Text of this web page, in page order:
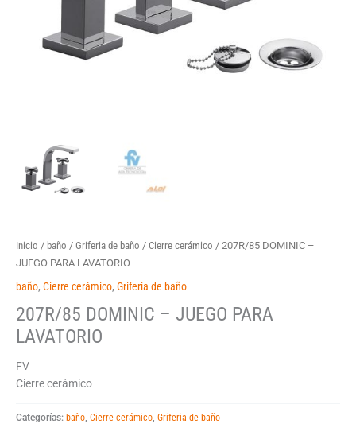
Inicio / baño / Griferia de baño / Cierre cerámico / 207R/85 DOMINIC –
JUEGO PARA LAVATORIO
baño, Cierre cerámico, Griferia de baño
207R/85 DOMINIC – JUEGO PARA
LAVATORIO
FV
Cierre cerámico
Categorías: baño Cierre cerámico Griferia de baño